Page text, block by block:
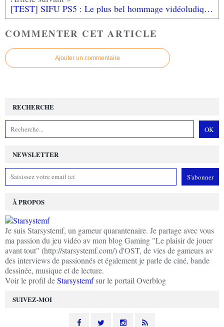
[TEST] SIFU PS5 : Le plus bel hommage vidéoludique aux films d'arts martiaux
COMMENTER CET ARTICLE
Ajouter un commentaire
NEWSLETTER
SUIVEZ-MOI
RECHERCHE
À PROPOS
Je suis Starsystemf, un gameur quarantenaire. Je partage avec vous
ma passion du jeu vidéo av mon blog Gaming "Le plaisir de jouer
avant tout" (http://starsystemf.com/) d'OST, de vies de gameurs av
des interviews de passionnés et également je parle de ciné, bande
dessinée, musique et de lecture.
Voir le profil deStarsystemfsur le portail Overblog